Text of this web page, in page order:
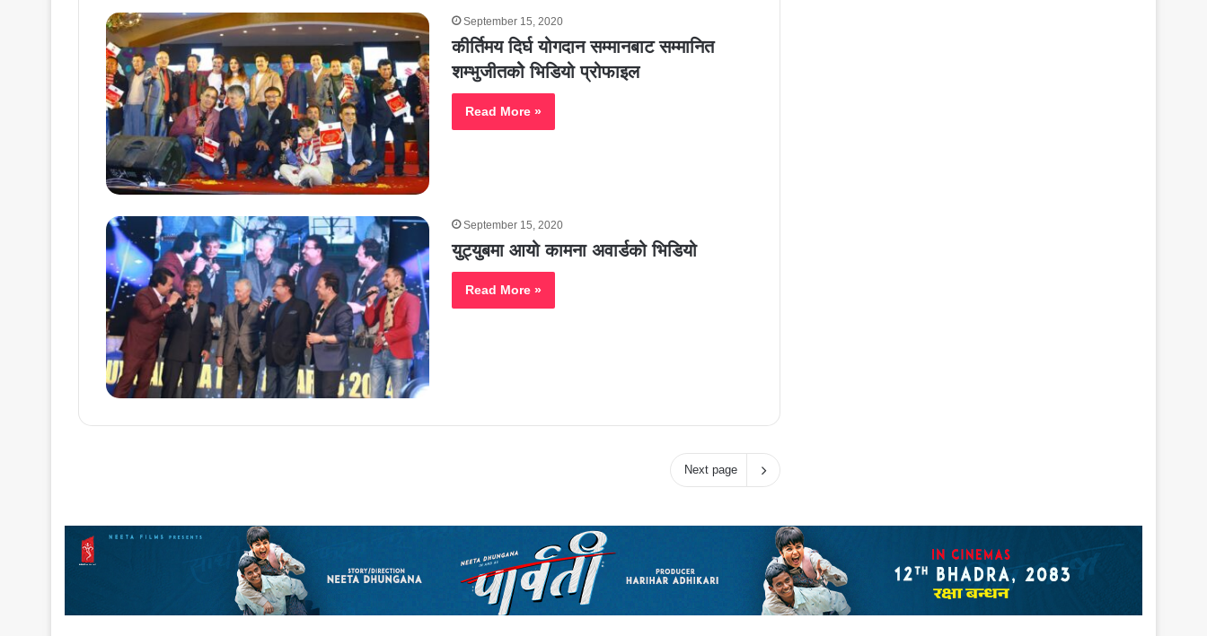
September 15, 2020
कीर्तिमय दिर्घ योगदान सम्मानबाट सम्मानित
शम्भुजीतकोे भिडियो प्रोफाइल
Read More »
September 15, 2020
युट्युबमा आयो कामना अवार्डको भिडियो
Read More »
Next page